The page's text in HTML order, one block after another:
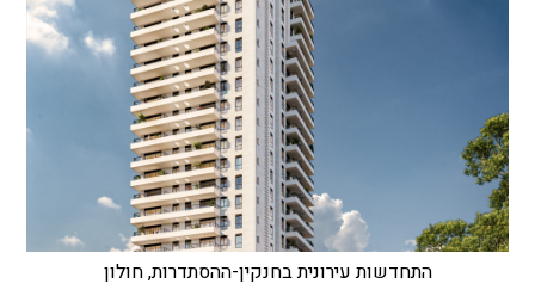
התחדשות עירונית בחנקין-ההסתדרות, חולון